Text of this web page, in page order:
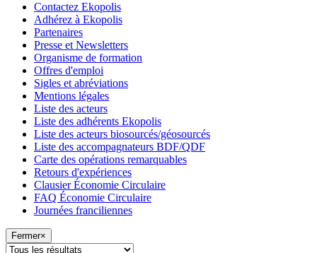
Contactez Ekopolis
Adhérez à Ekopolis
Partenaires
Presse et Newsletters
Organisme de formation
Offres d'emploi
Sigles et abréviations
Mentions légales
Liste des acteurs
Liste des adhérents Ekopolis
Liste des acteurs biosourcés/géosourcés
Liste des accompagnateurs BDF/QDF
Carte des opérations remarquables
Retours d'expériences
Clausier Économie Circulaire
FAQ Économie Circulaire
Journées franciliennes
Fermer×